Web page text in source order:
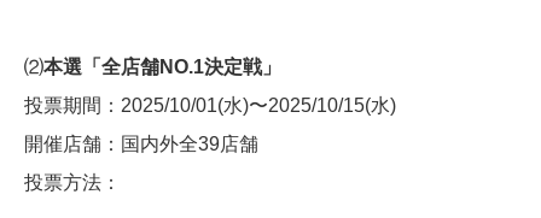
⑵本選「全店舗NO.1決定戦」
投票期間：2025/10/01(水)〜2025/10/15(水)
開催店舗：国内外全39店舗
投票方法：